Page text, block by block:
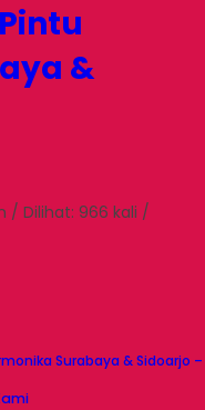
&
/ Dilihat: 966 kali /
Surabaya & Sidoarjo –